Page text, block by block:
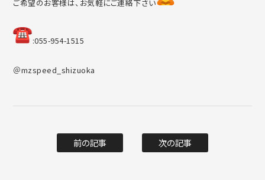
ご希望のお客様は、お気軽にご連絡下さい
︎:055-954-1515
＠mzspeed_shizuoka
前の記事 次の記事